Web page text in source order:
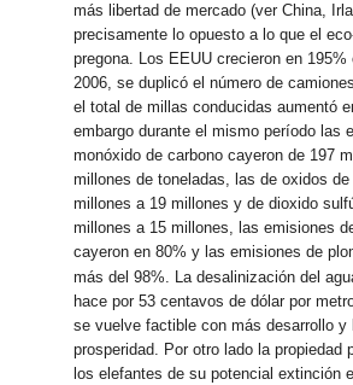
más libertad de mercado (ver China,
precisamente lo opuesto a lo que el
pregona. Los EEUU crecieron en 195%
2006, se duplicó el número de
el total de millas conducidas aumentó
embargo durante el mismo período las
monóxido de carbono cayeron de 197
millones de toneladas, las de oxidos
millones a 19 millones y de dioxido
millones a 15 millones, las emisiones
cayeron en 80% y las emisiones de
más del 98%. La desalinización del
hace por 53 centavos de dólar por
se vuelve factible con más desarrollo y
prosperidad. Por otro lado la propiedad
los elefantes de su potencial extinción